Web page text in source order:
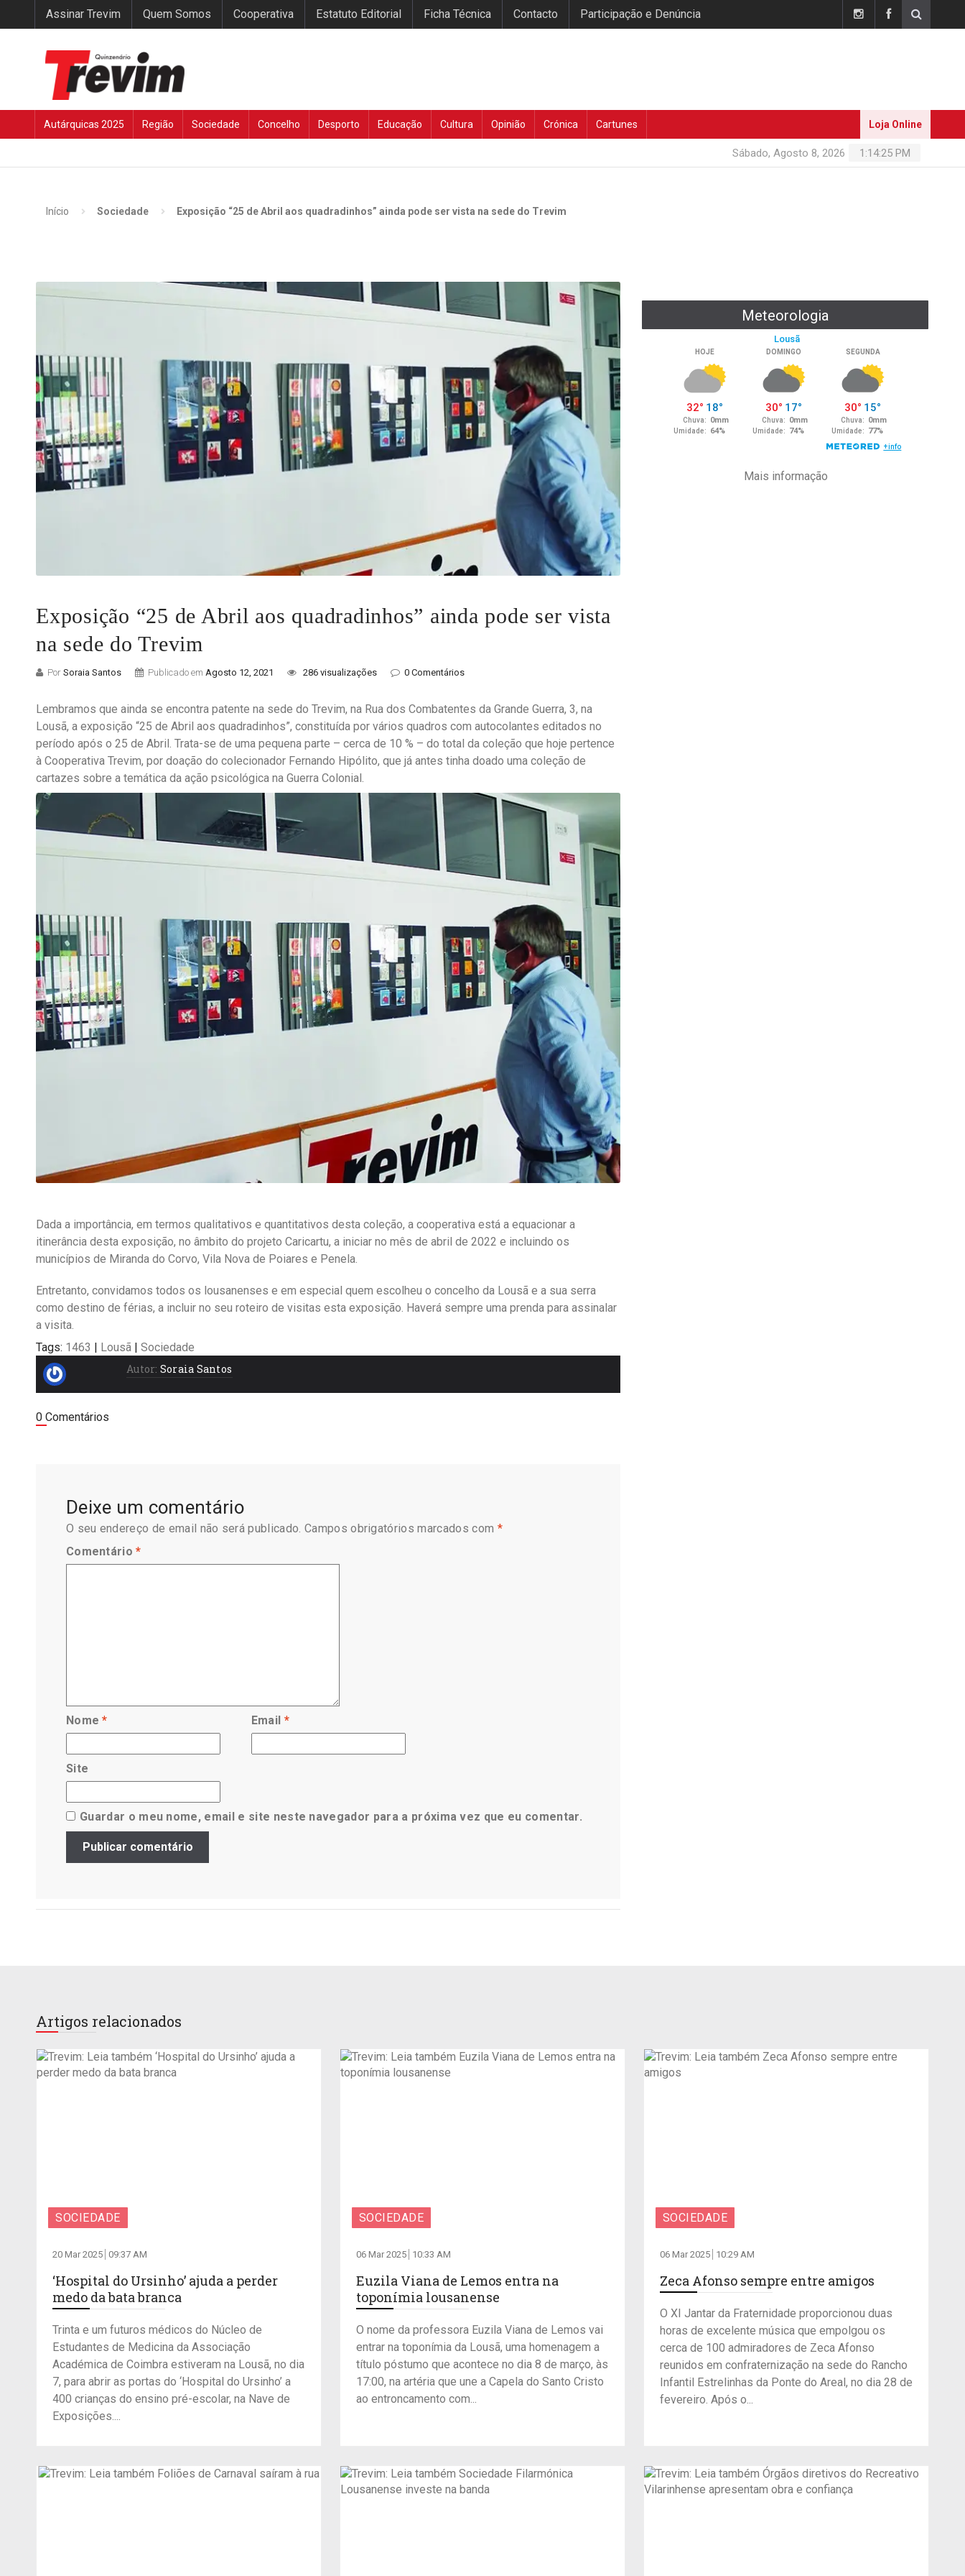
Assinar Trevim Quem Somos Cooperativa Estatuto Editorial Ficha Técnica Contacto Participação e Denúncia
Autárquicas 2025 Região Sociedade Concelho Desporto Educação Cultura Opinião Crónica Cartunes Loja Online
1:14:26 PM
Sábado, Agosto 8, 2026
Início Sociedade Exposição “25 de Abril aos quadradinhos” ainda pode ser vista na sede do Trevim
Exposição “25 de Abril aos quadradinhos” ainda pode ser vista
na sede do Trevim
Por Soraia Santos Publicado em Agosto 12, 2021 286 visualizações 0 Comentários
Lembramos que ainda se encontra patente na sede do Trevim, na Rua dos Combatentes da Grande Guerra, 3, na
Lousã, a exposição “25 de Abril aos quadradinhos”, constituída por vários quadros com autocolantes editados no
período após o 25 de Abril. Trata-se de uma pequena parte – cerca de 10 % – do total da coleção que hoje pertence
à Cooperativa Trevim, por doação do colecionador Fernando Hipólito, que já antes tinha doado uma coleção de
cartazes sobre a temática da ação psicológica na Guerra Colonial.
Dada a importância, em termos qualitativos e quantitativos desta coleção, a cooperativa está a equacionar a
itinerância desta exposição, no âmbito do projeto Caricartu, a iniciar no mês de abril de 2022 e incluindo os
municípios de Miranda do Corvo, Vila Nova de Poiares e Penela.
Entretanto, convidamos todos os lousanenses e em especial quem escolheu o concelho da Lousã e a sua serra
como destino de férias, a incluir no seu roteiro de visitas esta exposição. Haverá sempre uma prenda para assinalar
a visita.
Tags: 1463 | Lousã | Sociedade
Autor: Soraia Santos
0 Comentários
Deixe um comentário
O seu endereço de email não será publicado. Campos obrigatórios marcados com *
Comentário*
Nome* Email *
Site
Guardar o meu nome, email e site neste navegador para a próxima vez que eu comentar.
Meteorologia
Mais informação
Artigos relacionados
SOCIEDADE
20 Mar 2025 09:37 AM
‘Hospital do Ursinho’ ajuda a perder
medo da bata branca
Trinta e um futuros médicos do Núcleo de
Estudantes de Medicina da Associação
Académica de Coimbra estiveram na Lousã, no dia
7, para abrir as portas do ‘Hospital do Ursinho’ a
400 crianças do ensino pré-escolar, na Nave de
Exposições....
SOCIEDADE
06 Mar 2025 10:33 AM
Euzila Viana de Lemos entra na
toponímia lousanense
O nome da professora Euzila Viana de Lemos vai
entrar na toponímia da Lousã, uma homenagem a
título póstumo que acontece no dia 8 de março, às
17:00, na artéria que une a Capela do Santo Cristo
ao entroncamento com...
SOCIEDADE
06 Mar 2025 10:29 AM
Zeca Afonso sempre entre amigos
O XI Jantar da Fraternidade proporcionou duas
horas de excelente música que empolgou os
cerca de 100 admiradores de Zeca Afonso
reunidos em confraternização na sede do Rancho
Infantil Estrelinhas da Ponte do Areal, no dia 28 de
fevereiro. Após o...